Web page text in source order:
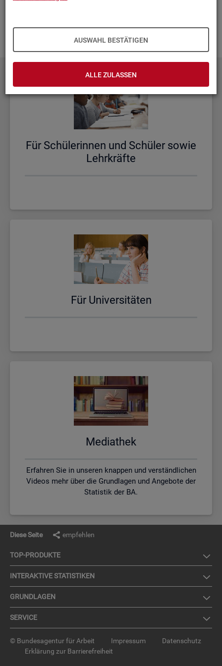
AUSWAHL BESTÄTIGEN
ALLE ZULASSEN
das gern in un­se­re Pla­nun­gen auf.
Für Schü­le­rin­nen und Schü­ler sowie
Lehr­kräf­te
Für Uni­ver­si­tä­ten
Me­dia­thek
Erfahren Sie in unseren knappen und verständlichen
Videos mehr über die Grundlagen und Angebote der
Statistik der BA.
Diese Seite empfehlen
TOP-PRO­DUK­TE
IN­TER­AK­TI­VE STA­TIS­TI­KEN
GRUND­LA­GEN
SER­VICE
© Bundesagentur für Arbeit Impressum
Datenschutz
Erklärung zur Barrierefreiheit